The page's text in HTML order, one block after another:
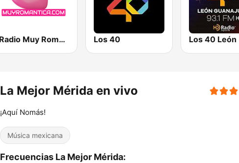
Radio Muy Romantica Mexico Los 40 Los 40 León
La Mejor Mérida en vivo
¡Aquí Nomás!
Música mexicana
Frecuencias La Mejor Mérida: